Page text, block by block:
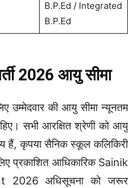
B.P.Ed / Integrated
B.P.Ed
2026 आयु सीमा
उम्मेदवार की आयु सीमा न्यूनतम
सभी आरक्षित श्रेणी को आयु
हैं, कृपया सैनिक स्कूल कलिकिरी
प्रकाशित आधिकारिक Sainik
2026 अधिसूचना को जरूर